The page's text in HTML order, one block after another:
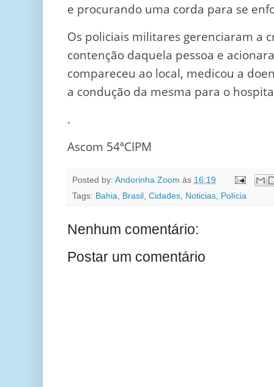
e procurando uma corda para se
Os policiais militares gerenciaram a
contenção daquela pessoa e
compareceu ao local, medicou a
a condução da mesma para o
.
Ascom 54ªCIPM
Posted by: Andorinha Zoom às 16:19
Tags: Bahia, Brasil , Cidades, Noticias, Polícia
Nenhum comentário:
Postar um comentário